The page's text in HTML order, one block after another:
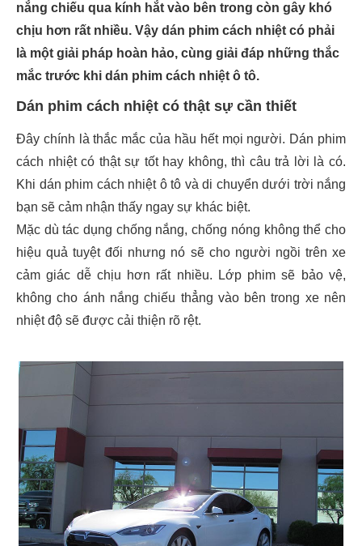
nắng chiếu qua kính hắt vào bên trong còn gây khó
chịu hơn rất nhiều. Vậy dán phim cách nhiệt có phải
là một giải pháp hoàn hảo, cùng giải đáp những thắc
mắc trước khi dán phim cách nhiệt ô tô.
Dán phim cách nhiệt có thật sự cần thiết
Đây chính là thắc mắc của hầu hết mọi người. Dán phim
cách nhiệt có thật sự tốt hay không, thì câu trả lời là có.
Khi dán phim cách nhiệt ô tô và di chuyển dưới trời nắng
bạn sẽ cảm nhận thấy ngay sự khác biệt.
Mặc dù tác dụng chống nắng, chống nóng không thể cho
hiệu quả tuyệt đối nhưng nó sẽ cho người ngồi trên xe
cảm giác dễ chịu hơn rất nhiều. Lớp phim sẽ bảo vệ,
không cho ánh nắng chiếu thẳng vào bên trong xe nên
nhiệt độ sẽ được cải thiện rõ rệt.